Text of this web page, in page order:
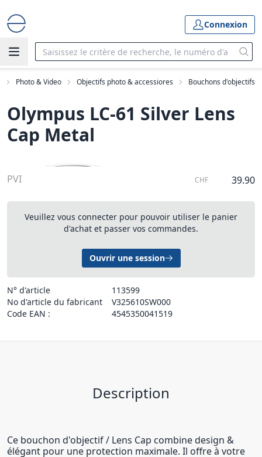
Connexion
Photo & Video Objectifs photo & accessiores Bouchons d'objectifs
Olympus LC-61 Silver Lens
Cap Metal
PVI CHF 39.90
Veuillez vous connecter pour pouvoir utiliser le panier
d'achat et passer vos commandes.
Ouvrir une session
N° d'article
113599
No d'article du fabricant
V325610SW000
Code EAN :
4545350041519
Description
Ce bouchon d'objectif / Lens Cap combine design &
élégant pour une protection maximale. Il offre à votre